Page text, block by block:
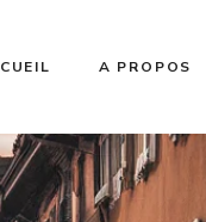
A PROPOS